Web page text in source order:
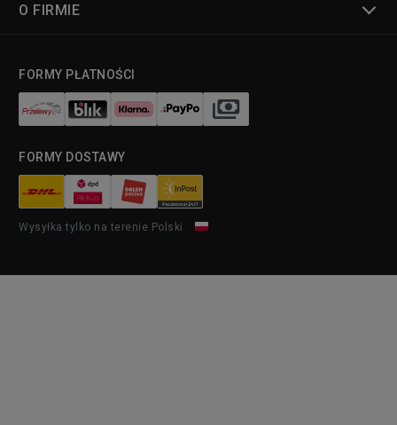
O FIRMIE
FORMY PŁATNOŚCI
FORMY DOSTAWY
Wysyłka tylko na terenie Polski